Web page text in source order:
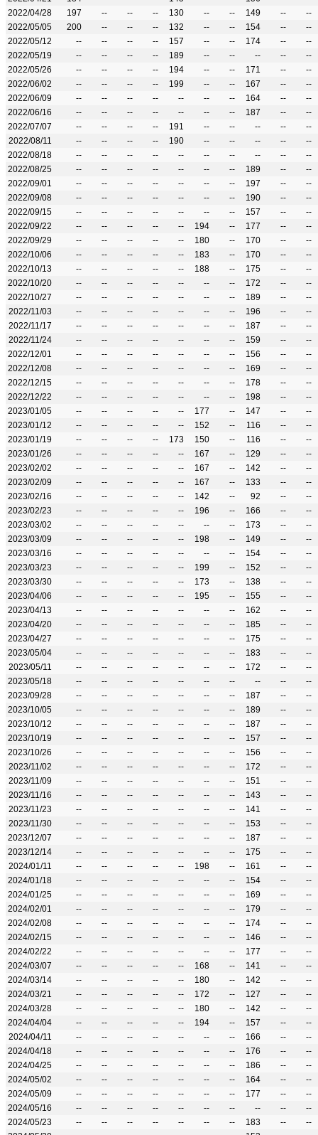
2022/04/28
197 -- -- -- 130 -- -- 149 --
--
2022/05/05
200 -- -- -- 132 -- -- 154 --
--
2022/05/12
-- -- -- -- 157 -- -- 174 --
--
2022/05/19
-- -- -- -- 189 -- -- -- --
--
2022/05/26
-- -- -- -- 194 -- -- 171 --
--
2022/06/02
-- -- -- -- 199 -- -- 167 --
--
2022/06/09
-- -- -- -- -- -- -- 164 --
--
2022/06/16
-- -- -- -- -- -- -- 187 --
--
2022/07/07
-- -- -- -- 191 -- -- -- --
--
2022/08/11
-- -- -- -- 190 -- -- -- --
--
2022/08/18
-- -- -- -- -- -- -- -- --
--
2022/08/25
-- -- -- -- -- -- -- 189 --
--
2022/09/01
-- -- -- -- -- -- -- 197 --
--
2022/09/08
-- -- -- -- -- -- -- 190 --
--
2022/09/15
-- -- -- -- -- -- -- 157 --
--
2022/09/22
-- -- -- -- -- 194 -- 177 --
--
2022/09/29
-- -- -- -- -- 180 -- 170 --
--
2022/10/06
-- -- -- -- -- 183 -- 170 --
--
2022/10/13
-- -- -- -- -- 188 -- 175 --
--
2022/10/20
-- -- -- -- -- -- -- 172 --
--
2022/10/27
-- -- -- -- -- -- -- 189 --
--
2022/11/03
-- -- -- -- -- -- -- 196 --
--
2022/11/17
-- -- -- -- -- -- -- 187 --
--
2022/11/24
-- -- -- -- -- -- -- 159 --
--
2022/12/01
-- -- -- -- -- -- -- 156 --
--
2022/12/08
-- -- -- -- -- -- -- 169 --
--
2022/12/15
-- -- -- -- -- -- -- 178 --
--
2022/12/22
-- -- -- -- -- -- -- 198 --
--
2023/01/05
-- -- -- -- -- 177 -- 147 --
--
2023/01/12
-- -- -- -- -- 152 -- 116 --
--
2023/01/19
-- -- -- -- 173 150 -- 116 --
--
2023/01/26
-- -- -- -- -- 167 -- 129 --
--
2023/02/02
-- -- -- -- -- 167 -- 142 --
--
2023/02/09
-- -- -- -- -- 167 -- 133 --
--
2023/02/16
-- -- -- -- -- 142 -- 92 --
--
2023/02/23
-- -- -- -- -- 196 -- 166 --
--
2023/03/02
-- -- -- -- -- -- -- 173 --
--
2023/03/09
-- -- -- -- -- 198 -- 149 --
--
2023/03/16
-- -- -- -- -- -- -- 154 --
--
2023/03/23
-- -- -- -- -- 199 -- 152 --
--
2023/03/30
-- -- -- -- -- 173 -- 138 --
--
2023/04/06
-- -- -- -- -- 195 -- 155 --
--
2023/04/13
-- -- -- -- -- -- -- 162 --
--
2023/04/20
-- -- -- -- -- -- -- 185 --
--
2023/04/27
-- -- -- -- -- -- -- 175 --
--
2023/05/04
-- -- -- -- -- -- -- 183 --
--
2023/05/11
-- -- -- -- -- -- -- 172 --
--
2023/05/18
-- -- -- -- -- -- -- -- --
--
2023/09/28
-- -- -- -- -- -- -- 187 --
--
2023/10/05
-- -- -- -- -- -- -- 189 --
--
2023/10/12
-- -- -- -- -- -- -- 187 --
--
2023/10/19
-- -- -- -- -- -- -- 157 --
--
2023/10/26
-- -- -- -- -- -- -- 156 --
--
2023/11/02
-- -- -- -- -- -- -- 172 --
--
2023/11/09
-- -- -- -- -- -- -- 151 --
--
2023/11/16
-- -- -- -- -- -- -- 143 --
--
2023/11/23
-- -- -- -- -- -- -- 141 --
--
2023/11/30
-- -- -- -- -- -- -- 153 --
--
2023/12/07
-- -- -- -- -- -- -- 187 --
--
2023/12/14
-- -- -- -- -- -- -- 175 --
--
2024/01/11
-- -- -- -- -- 198 -- 161 --
--
2024/01/18
-- -- -- -- -- -- -- 154 --
--
2024/01/25
-- -- -- -- -- -- -- 169 --
--
2024/02/01
-- -- -- -- -- -- -- 179 --
--
2024/02/08
-- -- -- -- -- -- -- 174 --
--
2024/02/15
-- -- -- -- -- -- -- 146 --
--
2024/02/22
-- -- -- -- -- -- -- 177 --
--
2024/03/07
-- -- -- -- -- 168 -- 141 --
--
2024/03/14
-- -- -- -- -- 180 -- 142 --
--
2024/03/21
-- -- -- -- -- 172 -- 127 --
--
2024/03/28
-- -- -- -- -- 180 -- 142 --
--
2024/04/04
-- -- -- -- -- 194 -- 157 --
--
2024/04/11
-- -- -- -- -- -- -- 166 --
--
2024/04/18
-- -- -- -- -- -- -- 176 --
--
2024/04/25
-- -- -- -- -- -- -- 186 --
--
2024/05/02
-- -- -- -- -- -- -- 164 --
--
2024/05/09
-- -- -- -- -- -- -- 177 --
--
2024/05/16
-- -- -- -- -- -- -- -- --
--
2024/05/23
-- -- -- -- -- -- -- 183 --
--